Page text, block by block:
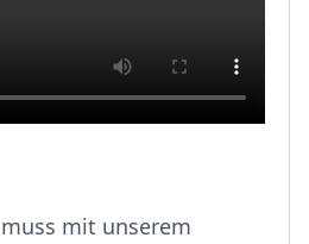
muss mit unserem